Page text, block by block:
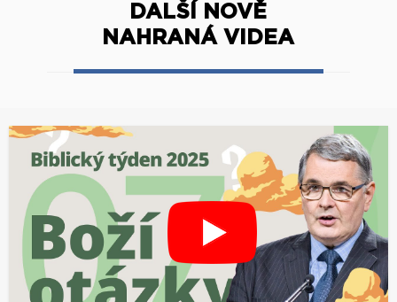
DALŠÍ NOVĚ
NAHRANÁ VIDEA